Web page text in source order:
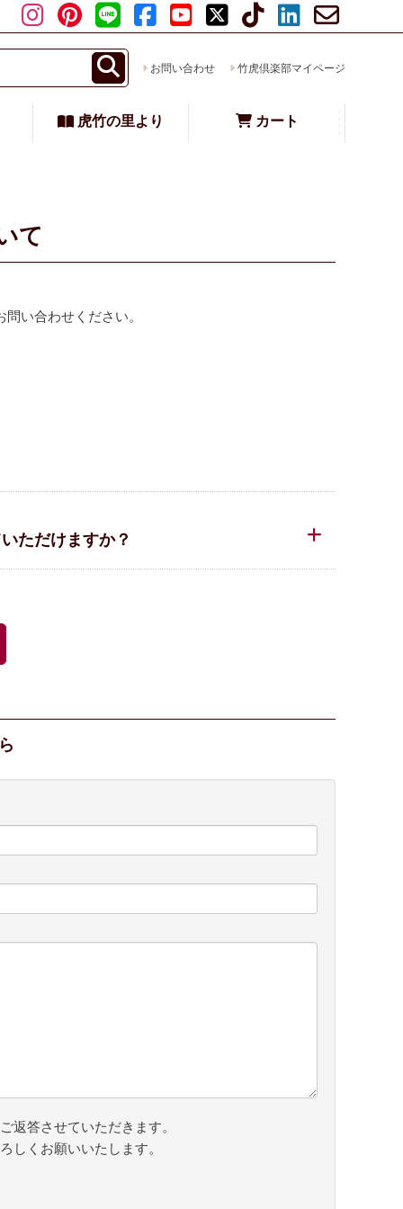
お問い合わせ 竹虎倶楽部マイページ
虎竹の里より カート
て
問い合わせください。
ただけますか？
返答させていただきます。
しくお願いいたします。